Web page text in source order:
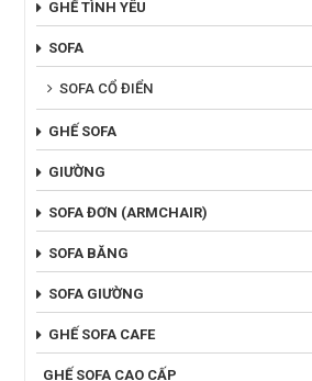
GHẾ TÌNH YÊU
SOFA
SOFA CỔ ĐIỂN
GHẾ SOFA
GIƯỜNG
SOFA ĐƠN (ARMCHAIR)
SOFA BĂNG
SOFA GIƯỜNG
GHẾ SOFA CAFE
GHẾ SOFA CAO CẤP